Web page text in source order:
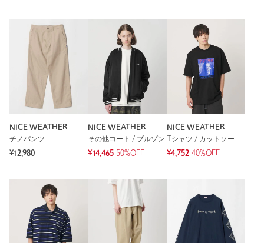
NICE WEATHER
チノパンツ
¥12,980
NICE WEATHER
その他コート / ブルゾン
¥14,465 50%OFF
NICE WEATHER
Tシャツ / カットソー
¥4,752 40%OFF